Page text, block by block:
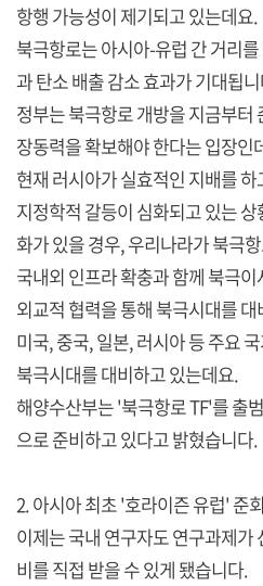
항행 가능성이 제기되고 있는데요.
북극항로는 아시아-유럽 간 거리
과 탄소 배출 감소 효과가 기대됩
정부는 북극항로 개방을 지금부터
장동력을 확보해야 한다는 입장인
현재 러시아가 실효적인 지배를
지정학적 갈등이 심화되고 있는
화가 있을 경우, 우리나라가 북극
국내외 인프라 확충과 함께 북극
외교적 협력을 통해 북극시대를
미국, 중국, 일본, 러시아 등 주요
북극시대를 대비하고 있는데요.
해양수산부는 '북극항로 TF'를 출
으로 준비하고 있다고 밝혔습니다.
2. 아시아 최초 '호라이즌 유럽' 준
이제는 국내 연구자도 연구과제가
비를 직접 받을 수 있게 됐습니다.